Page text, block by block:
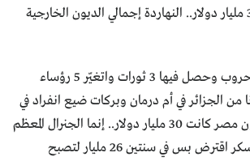
الديون الخارجية 34.5 مليار دولار.. النهاردة إجمالي الديون الخارجية
يعني مصر دخلت 5 حروب وحصل فيها 3 ثورات واتغيّر 5 رؤساء
الجزائر في أم درمان وبركات ضيع انفراد في
آخر الماتش، وكل ديون مصر كانت 30 مليار دولار.. إنما الجنرال المعظم
آخر عنقود دولة العسكر اقترض بس في سنتين 26 مليار لتصبح